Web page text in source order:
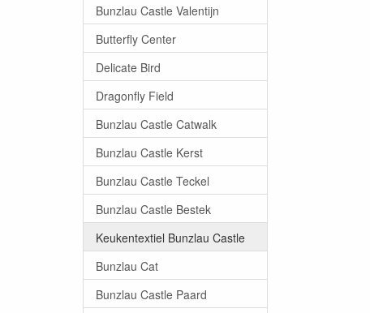
Bunzlau Castle Valentijn
Butterfly Center
Delicate Bird
Dragonfly Field
Bunzlau Castle Catwalk
Bunzlau Castle Kerst
Bunzlau Castle Teckel
Bunzlau Castle Bestek
Keukentextiel Bunzlau Castle
Bunzlau Cat
Bunzlau Castle Paard